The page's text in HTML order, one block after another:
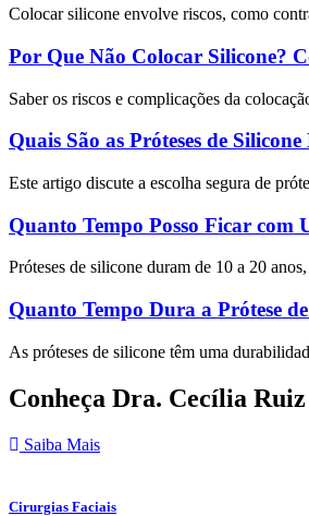
Colocar silicone envolve riscos, como
Por Que Não Colocar Silicone?
Saber os riscos e complicações da
Quais São as Próteses de
Este artigo discute a escolha segura de
Quanto Tempo Posso Ficar com
Próteses de silicone duram de 10 a 20
Quanto Tempo Dura a Prótese
As próteses de silicone têm uma
Conheça Dra. Cecília Ruiz
Saiba Mais
Cirurgias Faciais